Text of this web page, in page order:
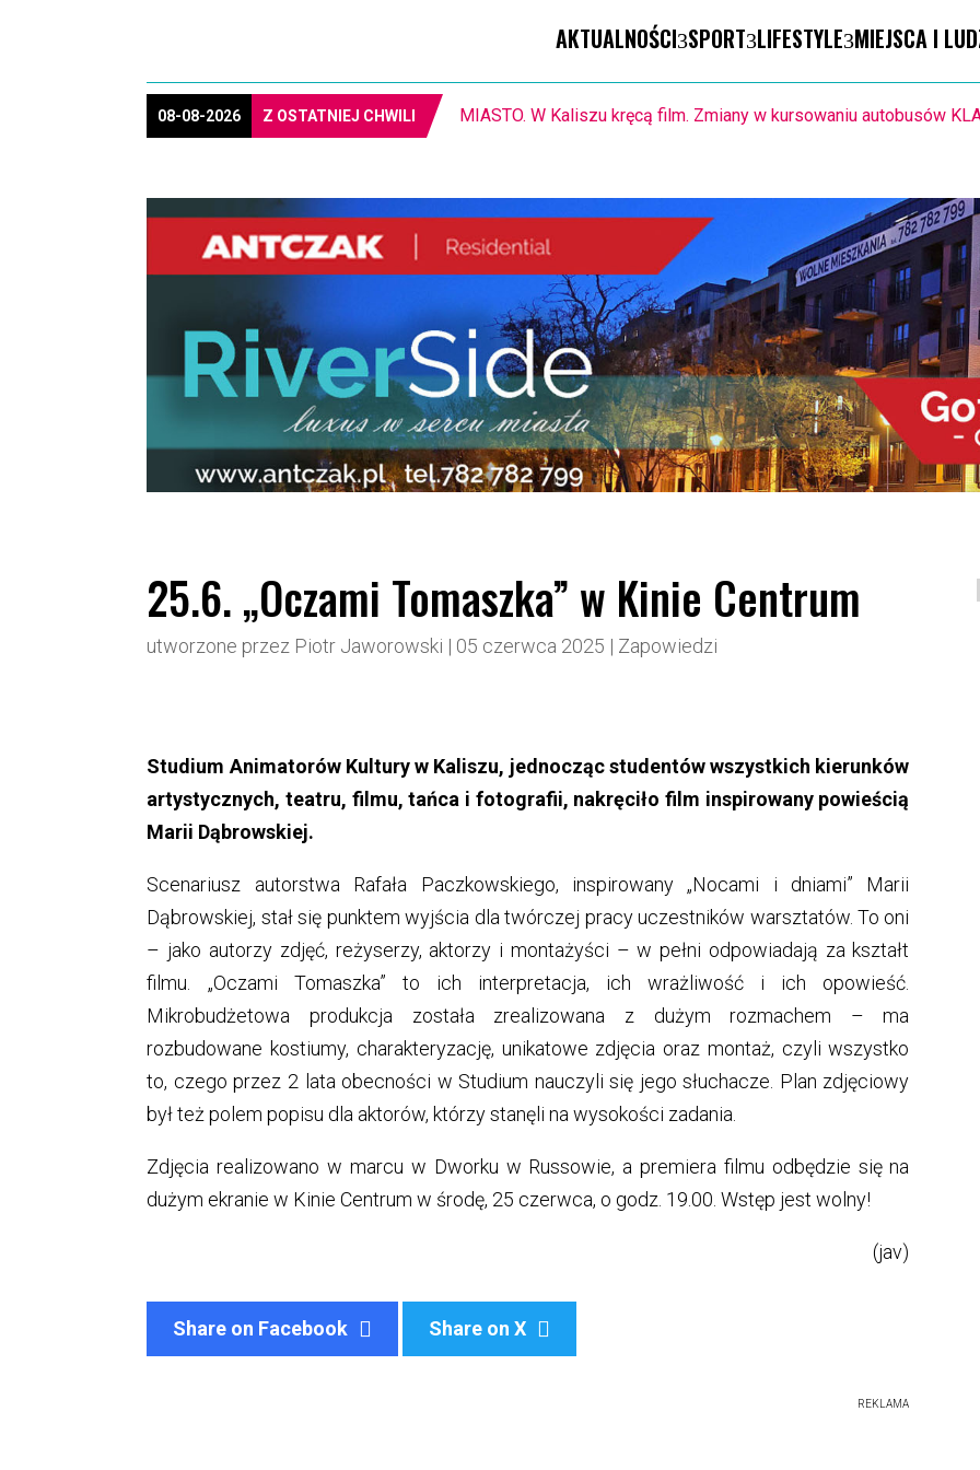
AKTUALNOŚCI SPORT LIFESTYLE MIEJSCA I
08-08-2026 Z OSTATNIEJ CHWILI 8-11.8. Warsztaty pisania ikon w Pałacu Lipskich
25.6. „Oczami Tomaszka” w Kinie Centrum
utworzone przez Piotr Jaworowski | 05 czerwca 2025 | Zapowiedzi
Studium Animatorów Kultury w Kaliszu, jednocząc studentów wszystkich kierunków
artystycznych, teatru, filmu, tańca i fotografii, nakręciło film inspirowany powieścią
Marii Dąbrowskiej.
Scenariusz autorstwa Rafała Paczkowskiego, inspirowany „Nocami i dniami” Marii
Dąbrowskiej, stał się punktem wyjścia dla twórczej pracy uczestników warsztatów. To oni
– jako autorzy zdjęć, reżyserzy, aktorzy i montażyści – w pełni odpowiadają za kształt
filmu. „Oczami Tomaszka” to ich interpretacja, ich wrażliwość i ich opowieść.
Mikrobudżetowa produkcja została zrealizowana z dużym rozmachem – ma
rozbudowane kostiumy, charakteryzację, unikatowe zdjęcia oraz montaż, czyli wszystko
to, czego przez 2 lata obecności w Studium nauczyli się jego słuchacze. Plan zdjęciowy
był też polem popisu dla aktorów, którzy stanęli na wysokości zadania.
Zdjęcia realizowano w marcu w Dworku w Russowie, a premiera filmu odbędzie się na
dużym ekranie w Kinie Centrum w środę, 25 czerwca, o godz. 19.00. Wstęp jest wolny!
(jav)
Share on Facebook Share on X 
REKLAMA